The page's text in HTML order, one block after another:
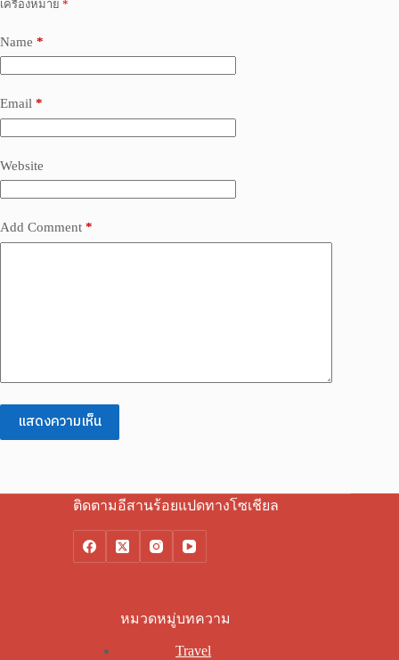
เครื่องหมาย *
Name *
Email *
Website
Add Comment *
แสดงความเห็น
ติดตามอีสานร้อยแปดทางโซเชียล
หมวดหมู่บทความ
Travel